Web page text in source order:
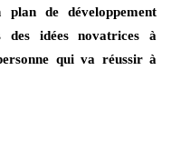
de développement
des idées novatrices à
qui va réussir à